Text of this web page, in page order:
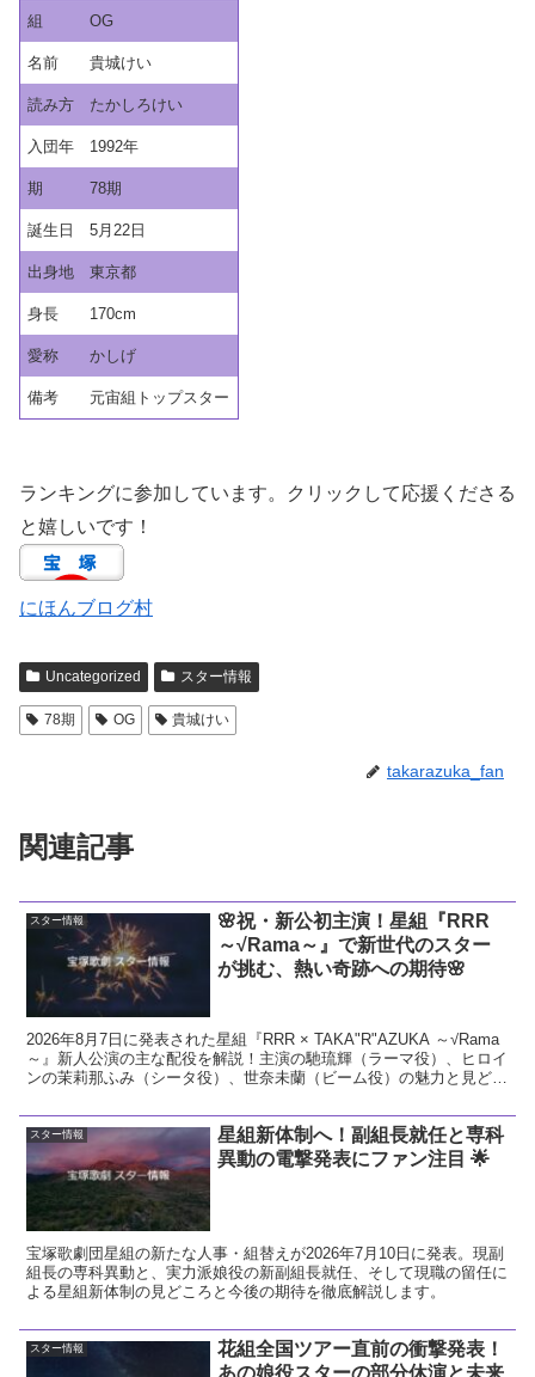
組 OG
名前 貴城けい
読み方 たかしろけい
入団年 1992年
期 78期
誕生日 5月22日
出身地 東京都
身長 170cm
愛称 かしげ
備考 元宙組トップスター
ランキングに参加しています。クリックして応援くださる
と嬉しいです！
にほんブログ村
Uncategorized スター情報
78期 OG 貴城けい
takarazuka_fan
関連記事
スター情報
🌸祝・新公初主演！星組『RRR
～√Rama～』で新世代のスター
が挑む、熱い奇跡への期待🌸
2026年8月7日に発表された星組『RRR × TAKA"R"AZUKA ～√Rama
～』新人公演の主な配役を解説！主演の馳琉輝（ラーマ役）、ヒロイ
ンの茉莉那ふみ（シータ役）、世奈未蘭（ビーム役）の魅力と見どこ
スター情報
星組新体制へ！副組長就任と専科
異動の電撃発表にファン注目 🌟
宝塚歌劇団星組の新たな人事・組替えが2026年7月10日に発表。現副
組長の専科異動と、実力派娘役の新副組長就任、そして現職の留任に
よる星組新体制の見どころと今後の期待を徹底解説します。
スター情報
花組全国ツアー直前の衝撃発表！